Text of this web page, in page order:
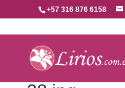
+57 316 876 6158